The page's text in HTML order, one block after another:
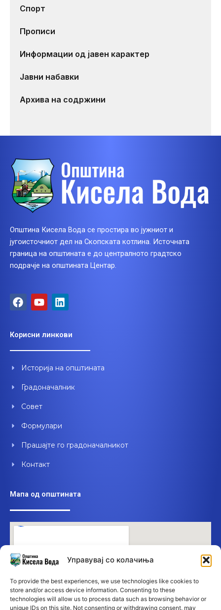
Управувај со колачиња
To provide the best experiences, we use technologies like cookies to
store and/or access device information. Consenting to these
technologies will allow us to process data such as browsing behavior or
unique IDs on this site. Not consenting or withdrawing consent, may
Спорт
Прописи
Информации од јавен карактер
Јавни набавки
Архива на содржини
Општина Кисела Вода се простира во јужниот и
југоисточниот дел на Скопската котлина. Источната
граница на општината е до централното градтско
подрачје на општината Центар.
F
a
b
o
k
Y
o
u
b
L
i
e
d
n
Корисни линкови
Историја на општината
Градоначалник
Совет
Формулари
Прашајте го градоначалникот
Контакт
Мапа од општината